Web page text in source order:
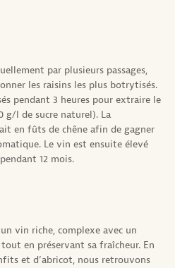
par plusieurs passages,
les raisins les plus botrytisés.
pendant 3 heures pour extraire le
g/l de sucre naturel). La
en fûts de chêne afin de gagner
Le vin est ensuite élevé
12 mois.
vin riche, complexe avec un
en préservant sa fraîcheur. En
et d’abricot, nous retrouvons